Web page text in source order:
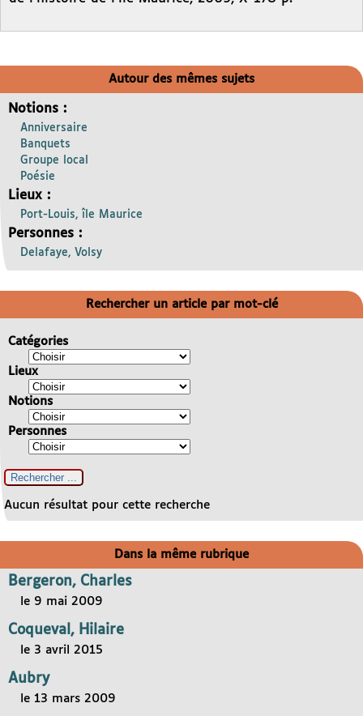
Autour des mêmes sujets
Notions :
Anniversaire
Banquets
Groupe local
Poésie
Lieux :
Port-Louis, île Maurice
Personnes :
Delafaye, Volsy
Rechercher un article par mot-clé
Catégories
Lieux
Notions
Personnes
Aucun résultat pour cette recherche
Dans la même rubrique
Bergeron, Charles
le 9 mai 2009
Coqueval, Hilaire
le 3 avril 2015
Aubry
le 13 mars 2009